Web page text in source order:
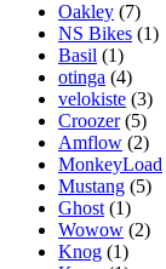
Oakley (7)
NS Bikes (1)
Basil (1)
otinga (4)
velokiste (3)
Croozer (5)
Amflow (2)
MonkeyLoad
Mustang (5)
Ghost (1)
Wowow (2)
Knog (1)